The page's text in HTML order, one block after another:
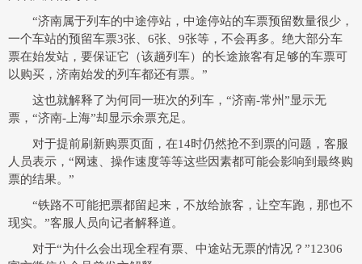
“济南属于列车的中途停站，中途停站的车票预留数量很少，
一个车站的预留车票3张、6张、9张等，不会再多。绝大部分车
票在始发站，要保证它（该趟列车）的长途旅客有足够的车票可
以购买，济南始发的列车都还有票。”
这也就解释了为何同一班次的列车，“济南-常州”显示无
票，“济南-上海”却显示余票充足。
对于提前刷新购票页面，在14时仍然抢不到票的问题，客服
人员表示，“网速、操作速度等等这些因素都可能会影响到最终购
票的结果。”
“铁路不可能把票都留起来，不放给旅客，让空车跑，那也不
现实。”客服人员向记者解释道。
对于“为什么会出现全程有票、中途站无票的情况？”12306